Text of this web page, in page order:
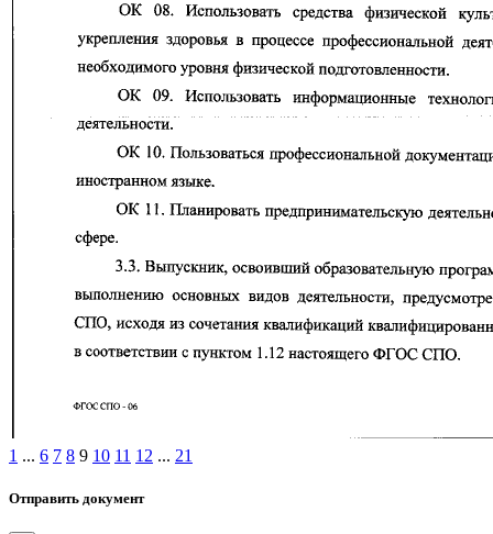
1 ... 6 7 8 9 10 11 12 ... 21
Отправить документ